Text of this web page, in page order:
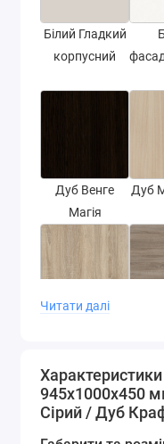
Білий Гладкий
корпусний
Дуб Венге
Магія
Дуб
Читати далі
945х1000х450
Сірий / Дуб